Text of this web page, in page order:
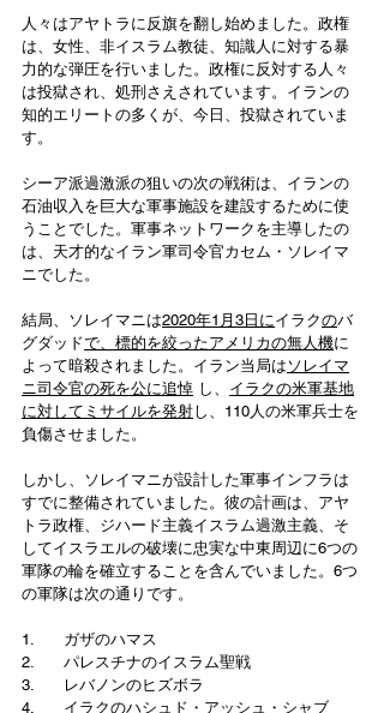
人々はアヤトラに反旗を翻し始めました。政権
は、女性、非イスラム教徒、知識人に対する暴
力的な弾圧を行いました。政権に反対する人々
は投獄され、処刑さえされています。イランの
知的エリートの多くが、今日、投獄されていま
す。
シーア派過激派の狙いの次の戦術は、イランの
石油収入を巨大な軍事施設を建設するために使
うことでした。軍事ネットワークを主導したの
は、天才的なイラン軍司令官カセム・ソレイマ
ニでした。
結局、ソレイマニは2020年1月3日にイラクのバ
グダッドで、標的を絞ったアメリカの無人機に
よって暗殺されました。イラン当局は ソレイマ
ニ司令官の死を公に追悼 し、 イラクの米軍基地
に対してミサイルを発射し、110人の米軍兵士を
負傷させました。
しかし、ソレイマニが設計した軍事インフラは
すでに整備されていました。彼の計画は、アヤ
トラ政権、ジハード主義イスラム過激主義、そ
してイスラエルの破壊に忠実な中東周辺に6つの
軍隊の輪を確立することを含んでいました。6つ
の軍隊は次の通りです。
1.      ガザのハマス
2.      パレスチナのイスラム聖戦
3.      レバノンのヒズボラ
4.      イラクのハシュド・アッシュ・シャブ